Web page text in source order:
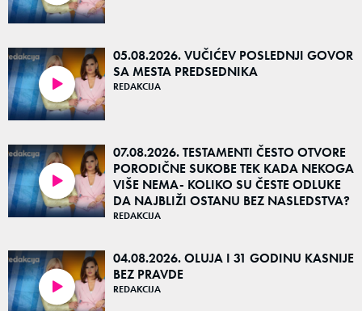
05.08.2026. VUČIĆEV POSLEDNJI GOVOR
SA MESTA PREDSEDNIKA
REDAKCIJA
07.08.2026. TESTAMENTI ČESTO OTVORE
PORODIČNE SUKOBE TEK KADA NEKOGA
VIŠE NEMA- KOLIKO SU ČESTE ODLUKE
DA NAJBLIŽI OSTANU BEZ NASLEDSTVA?
REDAKCIJA
04.08.2026. OLUJA I 31 GODINU KASNIJE
BEZ PRAVDE
REDAKCIJA